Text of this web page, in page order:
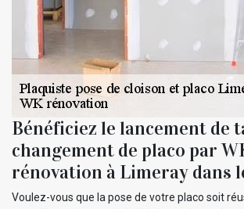
Bénéficiez le lancement de
changement de placo par
rénovation à Limeray dans
Voulez-vous que la pose de votre placo soit